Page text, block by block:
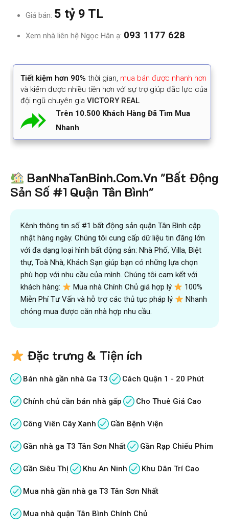
Giá bán: 5 tỷ 9 TL
Xem nhà liên hệ Ngọc Hân ạ: 093 1177 628
Tiết kiệm hơn 90% thời gian, mua bán được nhanh hơn
và kiếm được nhiều tiền hơn với sự trợ giúp đắc lực của
đội ngũ chuyên gia VICTORY REAL
Trên 10.500 Khách Hàng Đã Tìm Mua
Nhanh
BanNhaTanBinh.Com.Vn "Bất Động
Sản Số #1 Quận Tân Bình"
Kênh thông tin số #1 bất động sản quận Tân Bình cập
nhật hàng ngày. Chúng tôi cung cấp dữ liệu tin đăng lớn
với đa dạng loại hình bất động sản: Nhà Phố, Villa, Biệt
thự, Toà Nhà, Khách Sạn giúp bạn có những lựa chọn
phù hợp với nhu cầu của mình. Chúng tôi cam kết với
khách hàng:
Mua nhà Chính Chủ giá hợp lý
100%
Miễn Phí Tư Vấn và hỗ trợ các thủ tục pháp lý
Nhanh
chóng mua được căn nhà hợp nhu cầu.
Đặc trưng & Tiện ích
Bán nhà gần nhà Ga T3 Cách Quận 1 - 20 Phút
Chính chủ cần bán nhà gấp Cho Thuê Giá Cao
Công Viên Cây Xanh Gần Bệnh Viện
Gần nhà ga T3 Tân Sơn Nhất Gần Rạp Chiếu Phim
Gần Siêu Thị Khu An Ninh Khu Dân Trí Cao
Mua nhà gần nhà ga T3 Tân Sơn Nhất
Mua nhà quận Tân Bình Chính Chủ